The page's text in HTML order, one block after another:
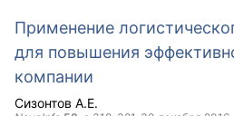
Применение
для повышения
компании
Сизонтов А.Е.